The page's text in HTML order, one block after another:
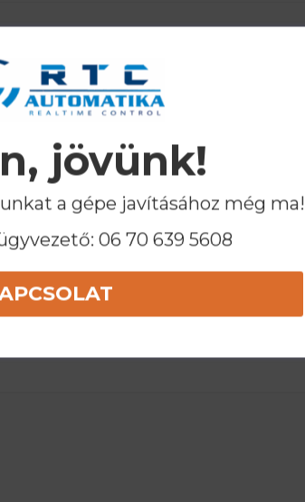
jövünk!
a gépe javításához még ma!
06 70 639 5608